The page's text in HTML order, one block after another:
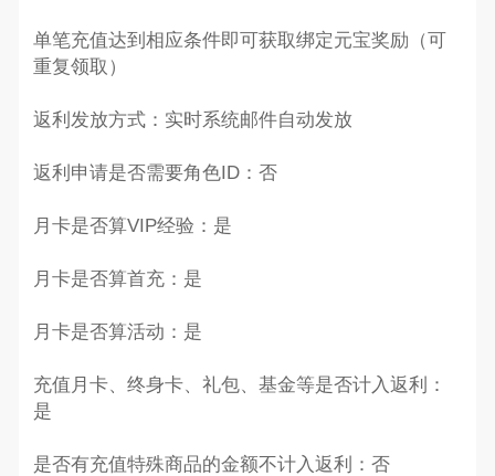
单笔充值达到相应条件即可获取绑定元宝奖励（可
重复领取）
返利发放方式：实时系统邮件自动发放
返利申请是否需要角色ID：否
月卡是否算VIP经验：是
月卡是否算首充：是
月卡是否算活动：是
充值月卡、终身卡、礼包、基金等是否计入返利：
是
是否有充值特殊商品的金额不计入返利：否